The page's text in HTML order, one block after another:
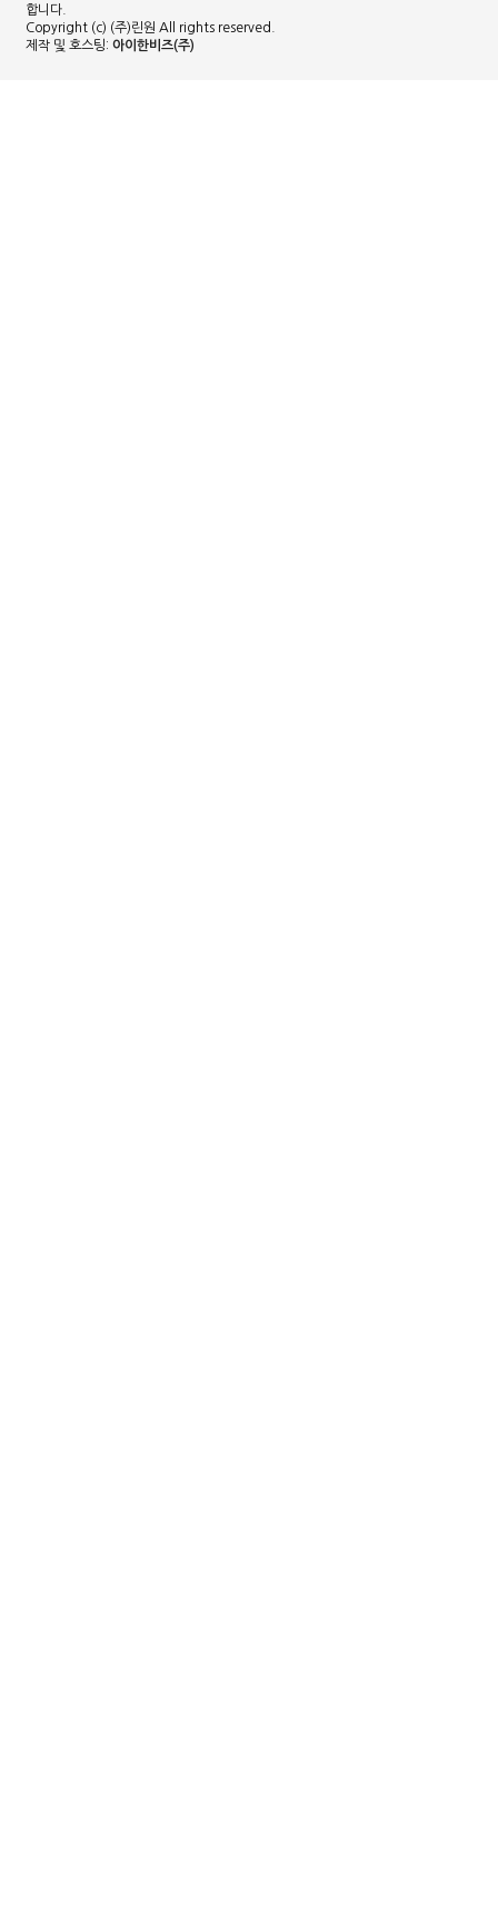
합니다.
Copyright (c) (주)린원 All rights reserved.
제작 및 호스팅: 아이한비즈(주)